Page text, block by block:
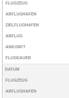
FLUGZEUG
ABFLUGHAFEN
ZIELFLUGHAFEN
ABFLUG
ANKUNFT
FLUGDAUER
DATUM
FLUGZEUG
ABFLUGHAFEN